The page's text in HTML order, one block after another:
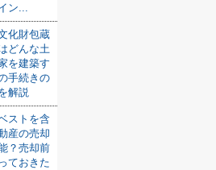
ン...
化財包蔵
どんな土
を建築す
手続きの
解説
ストを含
産の売却
？売却前
ておきた